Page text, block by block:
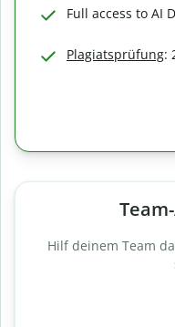
Full access to AI
Plagiatsprüfung:
Hilf deinem Team